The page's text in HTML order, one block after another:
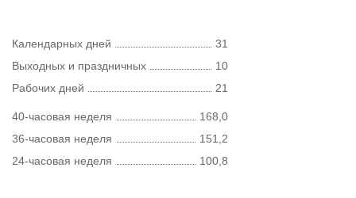
Календарных дней
31
Выходных и праздничных
10
Рабочих дней
21
40-часовая неделя
168,0
36-часовая неделя
151,2
24-часовая неделя
100,8